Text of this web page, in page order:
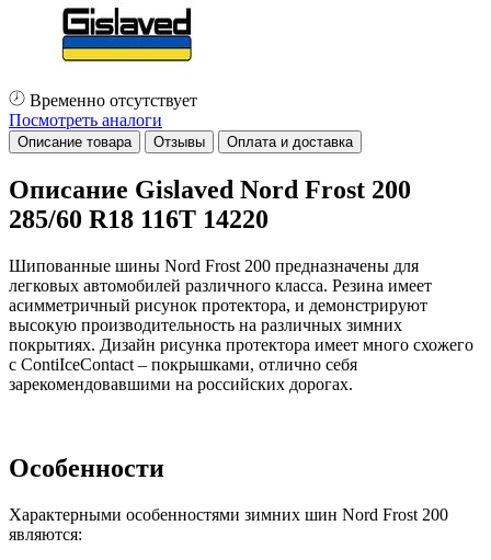
Временно отсутствует
Посмотреть аналоги
Описание товара Отзывы Оплата и доставка
Описание Gislaved Nord Frost 200
285/60 R18 116T 14220
Шипованные шины Nord Frost 200 предназначены для
легковых автомобилей различного класса. Резина имеет
асимметричный рисунок протектора, и демонстрируют
высокую производительность на различных зимних
покрытиях. Дизайн рисунка протектора имеет много схожего
с ContiIceContact – покрышками, отлично себя
зарекомендовавшими на российских дорогах.
Особенности
Характерными особенностями зимних шин Nord Frost 200
являются: